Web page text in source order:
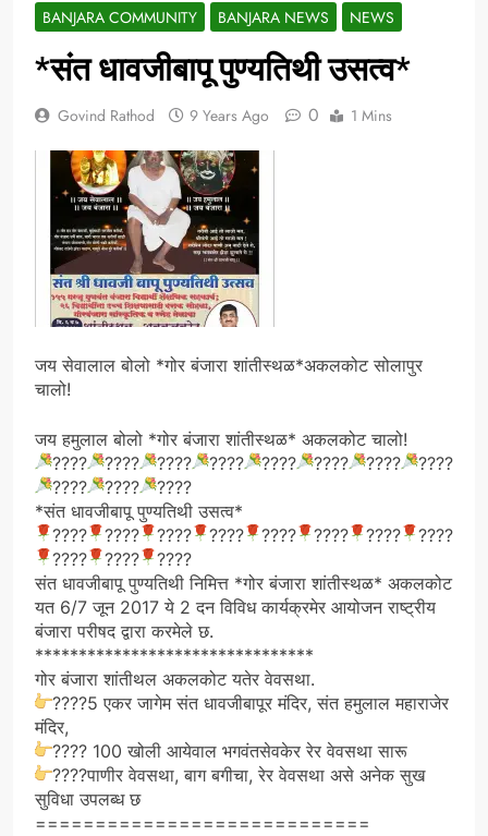
BANJARA COMMUNITY BANJARA NEWS NEWS
*संत धावजीबापू पुण्यतिथी उसत्व*
Govind Rathod 9 Years Ago 0 1 Mins
जय सेवालाल बोलो *गोर बंजारा शांतीस्थळ*अकलकोट सोलापुर
चालो!
जय हमुलाल बोलो *गोर बंजारा शांतीस्थळ* अकलकोट चालो!
????
???? ???? ???? ???? ???? ????
????
????
????
????
*संत धावजीबापू पुण्यतिथी उसत्व*
????
???? ???? ???? ???? ???? ????
????
????
????
????
संत धावजीबापू पुण्यतिथी निमित्त *गोर बंजारा शांतीस्थळ* अकलकोट
यत 6/7 जून 2017 ये 2 दन विविध कार्यक्रमेर आयोजन राष्ट्रीय
बंजारा परीषद द्वारा करमेले छ.
********************************
गोर बंजारा शांतीथल अकलकोट यतेर वेवसथा.
????5 एकर जागेम संत धावजीबापूर मंदिर, संत हमुलाल महाराजेर
मंदिर,
???? 100 खोली आयेवाल भगवंतसेवकेर रेर वेवसथा सारू
????पाणीर वेवसथा, बाग बगीचा, रेर वेवसथा असे अनेक सुख
सुविधा उपलब्ध छ
============================